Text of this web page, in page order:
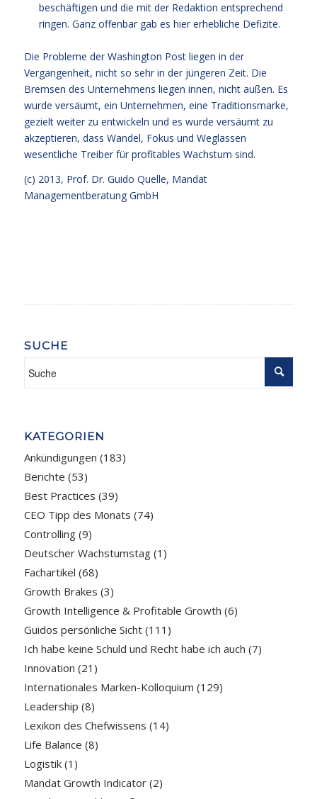
beschäftigen und die mit der Redaktion entsprechend
ringen. Ganz offenbar gab es hier erhebliche Defizite.
Die Probleme der Washington Post liegen in der
Vergangenheit, nicht so sehr in der jüngeren Zeit. Die
Bremsen des Unternehmens liegen innen, nicht außen. Es
wurde versäumt, ein Unternehmen, eine Traditionsmarke,
gezielt weiter zu entwickeln und es wurde versäumt zu
akzeptieren, dass Wandel, Fokus und Weglassen
wesentliche Treiber für profitables Wachstum sind.
(c) 2013, Prof. Dr. Guido Quelle, Mandat
Managementberatung GmbH
SUCHE
KATEGORIEN
Ankündigungen (183)
Berichte (53)
Best Practices (39)
CEO Tipp des Monats (74)
Controlling(9)
Deutscher Wachstumstag(1)
Fachartikel (68)
Growth Brakes (3)
Growth Intelligence & Profitable Growth (6)
Guidos persönliche Sicht(111)
Ich habe keine Schuld und Recht habe ich auch (7)
Innovation (21)
Internationales Marken-Kolloquium (129)
Leadership (8)
Lexikon des Chefwissens (14)
Life Balance (8)
Logistik(1)
Mandat Growth Indicator(2)